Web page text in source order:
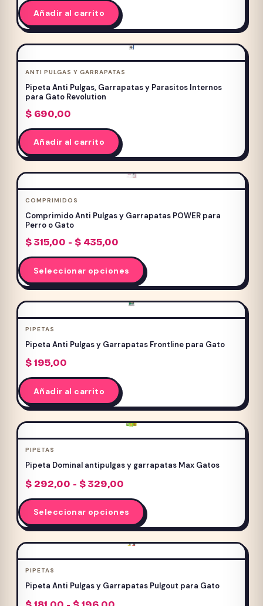
en
la
página
producto
Añadir al carrito
ANTI PULGAS Y GARRAPATAS
Pipeta Anti Pulgas, Garrapatas y Parasitos Internos
para Gato Revolution
$690,00
Añadir al carrito
COMPRIMIDOS
Comprimido Anti Pulgas y Garrapatas POWER para
Perro o Gato
$315,00 - $435,00Rango
de
precios:
desde
$ 315,00
hasta
$ 435,00
Seleccionar opciones
Este
producto
tiene
variantes.
en
la
página
producto
PIPETAS
Pipeta Anti Pulgas y Garrapatas Frontline para Gato
$195,00
Añadir al carrito
PIPETAS
Pipeta Dominal antipulgas y garrapatas Max Gatos
$292,00 - $329,00Rango
de
precios:
desde
$ 292,00
hasta
$ 329,00
Seleccionar opciones
Este
producto
tiene
variantes.
opciones
PIPETAS
Pipeta Anti Pulgas y Garrapatas Pulgout para Gato